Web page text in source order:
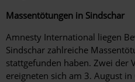
Massentötungen in Sindschar
Amnesty International liegen
Sindschar zahlreiche
stattgefunden haben. Zwei der
ereigneten sich am 3. August